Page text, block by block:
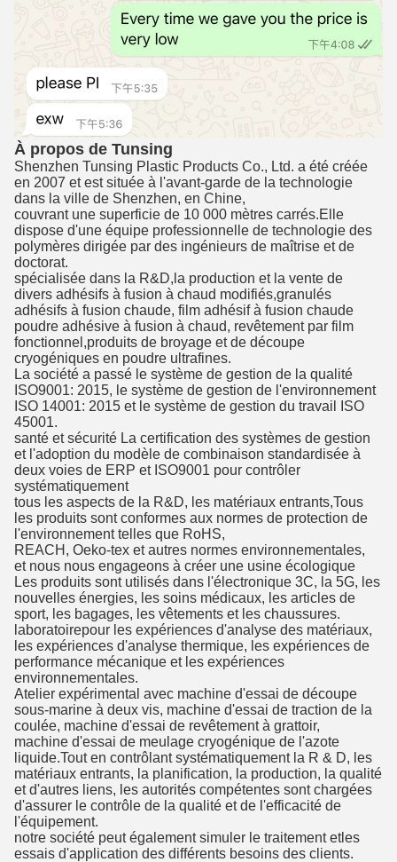
À propos de Tunsing
Shenzhen Tunsing Plastic Products Co., Ltd. a été créée
en 2007 et est située à l'avant-garde de la technologie
dans la ville de Shenzhen, en Chine,
couvrant une superficie de 10 000 mètres carrés.Elle
dispose d'une équipe professionnelle de technologie des
polymères dirigée par des ingénieurs de maîtrise et de
doctorat.
spécialisée dans la R&D, la production et la vente de
divers adhésifs à fusion à chaud modifiés,granulés
adhésifs à fusion chaude, film adhésif à fusion chaude
poudre adhésive à fusion à chaud, revêtement par film
fonctionnel,produits de broyage et de découpe
cryogéniques en poudre ultrafines.
La société a passé le système de gestion de la qualité
ISO9001: 2015, le système de gestion de l'environnement
ISO 14001: 2015 et le système de gestion du travail ISO
45001.
santé et sécurité La certification des systèmes de gestion
et l'adoption du modèle de combinaison standardisée à
deux voies de ERP et ISO9001 pour contrôler
systématiquement
tous les aspects de la R&D, les matériaux entrants,Tous
les produits sont conformes aux normes de protection de
l'environnement telles que RoHS,
REACH, Oeko-tex et autres normes environnementales,
et nous nous engageons à créer une usine écologique
Les produits sont utilisés dans l'électronique 3C, la 5G, les
nouvelles énergies, les soins médicaux, les articles de
sport, les bagages, les vêtements et les chaussures.
laboratoirepour les expériences d'analyse des matériaux,
les expériences d'analyse thermique, les expériences de
performance mécanique et les expériences
environnementales.
Atelier expérimental avec machine d'essai de découpe
sous-marine à deux vis, machine d'essai de traction de la
coulée, machine d'essai de revêtement à grattoir,
machine d'essai de meulage cryogénique de l'azote
liquide.Tout en contrôlant systématiquement la R & D, les
matériaux entrants, la planification, la production, la qualité
et d'autres liens, les autorités compétentes sont chargées
d'assurer le contrôle de la qualité et de l'efficacité de
l'équipement.
notre société peut également simuler le traitement etles
essais d'application des différents besoins des clients.